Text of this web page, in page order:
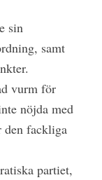
sin
samt
vurm för
nöjda med
den fackliga
partiet,